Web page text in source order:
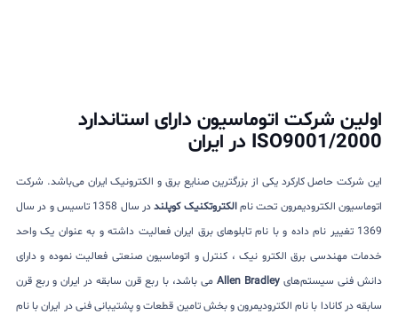
اولین شرکت اتوماسیون دارای استاندارد
ISO9001/2000 در ایران
این شرکت حاصل کارکرد یکی از بزرگترین صنایع برق و الکترونیک ایران می‌باشد. شرکت
اتوماسیون الکترودیمرون تحت نامالکتروتکنیک کوپلند
در سال 1358 تاسیس و در سال
1369 تغییر نام داده و با نام تابلوهای برق ایران فعالیت داشته و به عنوان یک واحد
خدمات مهندسی برق الکترو نیک ، کنترل و اتوماسیون صنعتی فعالیت نموده و دارای
دانش فنی سیستم‌هایAllen Bradley می باشد، با ربع قرن سابقه در ایران و ربع قرن
سابقه در کانادا با نام الکترودیمرون و بخش تامین قطعات و پشتیبانی فنی در ایران با نام